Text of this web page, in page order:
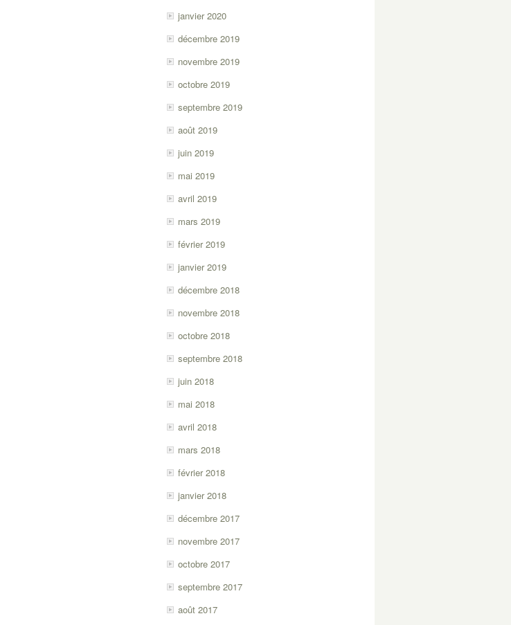
janvier 2020
décembre 2019
novembre 2019
octobre 2019
septembre 2019
août 2019
juin 2019
mai 2019
avril 2019
mars 2019
février 2019
janvier 2019
décembre 2018
novembre 2018
octobre 2018
septembre 2018
juin 2018
mai 2018
avril 2018
mars 2018
février 2018
janvier 2018
décembre 2017
novembre 2017
octobre 2017
septembre 2017
août 2017